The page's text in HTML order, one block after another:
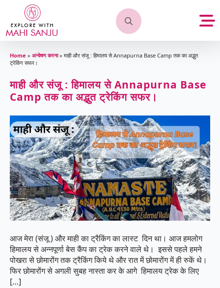
Search
Home » अन्वेषण करना» माही और संजू : हिमालय से Annapurna Base Camp तक का अद्भुत
ट्रेकिंग सफर।
माही और संजू : हिमालय से Annapurna Base
Camp तक का अद्भुत ट्रेकिंग सफर।
आज मेरा (संजू ) और माही का ट्रैकिंग का लास्ट दिन था। आज हमलोग
हिमालय से अन्नपूर्णा बेस कैंप का ट्रेक करने वाले थे। इससे पहले हमने
पोखरा से छोमारोंग तक ट्रैकिंग किये थे और रात में छोमारोंग में ही रुकें थे।
फिर छोमारोंग से अगली सुबह नास्ता कर के आगे हिमालय ट्रेक के लिए
[…]